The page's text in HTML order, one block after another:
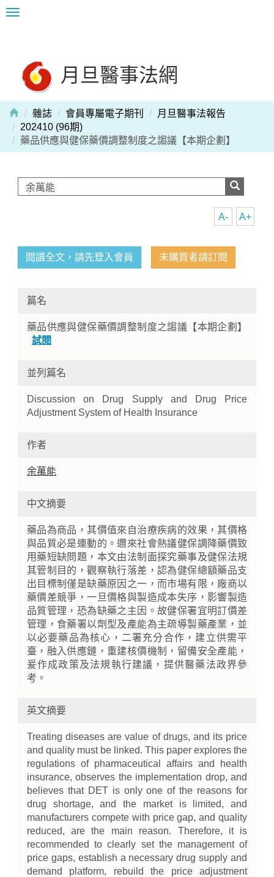
Toggle
月旦醫事法網
Home
雜誌 會員專屬電子期刊
月旦醫事法報告
202410 (96期)
藥品供應與健保藥價調整制度之謅議【本期企劃】
A+
A-
閱讀全文，請先登入會員 未購買者請訂閱
篇名
藥品供應與健保藥價調整制度之謅議【本期企劃】
試閱
並列篇名
Discussion on Drug Supply and Drug Price
Adjustment System of Health Insurance
作者
余萬能
中文摘要
藥品為商品，其價值來自治療疾病的效果，其價格
與品質必是連動的。邇來社會熱議健保調降藥價致
用藥短缺問題，本文由法制面探究藥事及健保法規
其管制目的，觀察執行落差，認為健保總額藥品支
出目標制僅是缺藥原因之一，而市場有限，廠商以
藥價差競爭，一旦價格與製造成本失序，影響製造
品質管理，恐為缺藥之主因。故健保署宜明訂價差
管理，食藥署以劑型及產能為主疏導製藥產業，並
以必要藥品為核心，二署充分合作，建立供需平
臺，融入供應鏈，重建核價機制，留備安全產能，
爰作成政策及法規執行建議，提供醫藥法政界參
考。
英文摘要
Treating diseases are value of drugs, and its price
and quality must be linked. This paper explores the
regulations of pharmaceutical affairs and health
insurance, observes the implementation drop, and
believes that DET is only one of the reasons for
drug shortage, and the market is limited, and
manufacturers compete with price gap, and quality
reduced, are the main reason. Therefore, it is
recommended to clearly set the management of
price gaps, establish a necessary drug supply and
demand platform, rebuild the price adjustment